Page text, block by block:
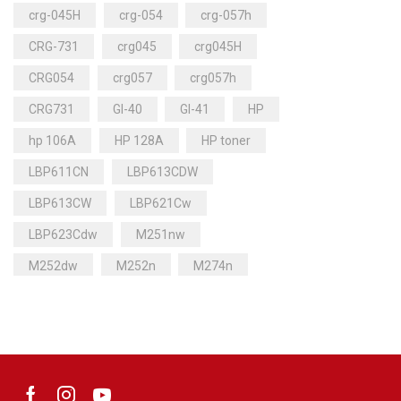
crg-045H crg-054 crg-057h
CRG-731 crg045 crg045H
CRG054 crg057 crg057h
CRG731 GI-40 GI-41 HP
hp 106A HP 128A HP toner
LBP611CN LBP613CDW
LBP613CW LBP621Cw
LBP623Cdw M251nw
M252dw M252n M274n
MF641Cw